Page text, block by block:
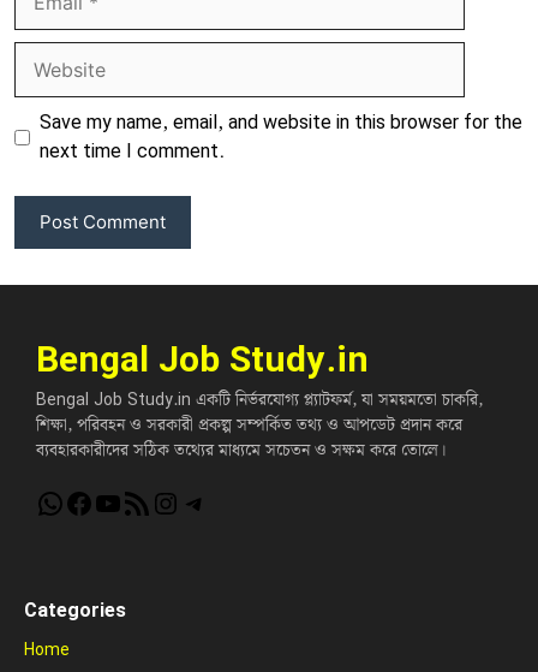
Save my name, email, and website in this browser for the
next time I comment.
Bengal Job Study.in
Bengal Job Study.in একটি নির্ভরযোগ্য প্ল্যাটফর্ম, যা সময়মতো চাকরি,
শিক্ষা, পরিবহন ও সরকারী প্রকল্প সম্পর্কিত তথ্য ও আপডেট প্রদান করে
ব্যবহারকারীদের সঠিক তথ্যের মাধ্যমে সচেতন ও সক্ষম করে তোলে।
WhatsApp
Facebook
YouTube
RSS FeedInstagram
Telegram
Categories
Home